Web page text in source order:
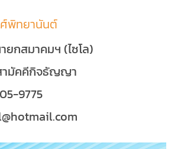
พิทยานันต์
ยกสมาคมฯ (ไซโล)
ามัคคีกิจธัญญา
9775